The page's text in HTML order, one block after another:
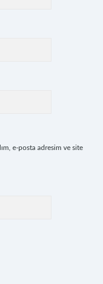
e-posta adresim ve site